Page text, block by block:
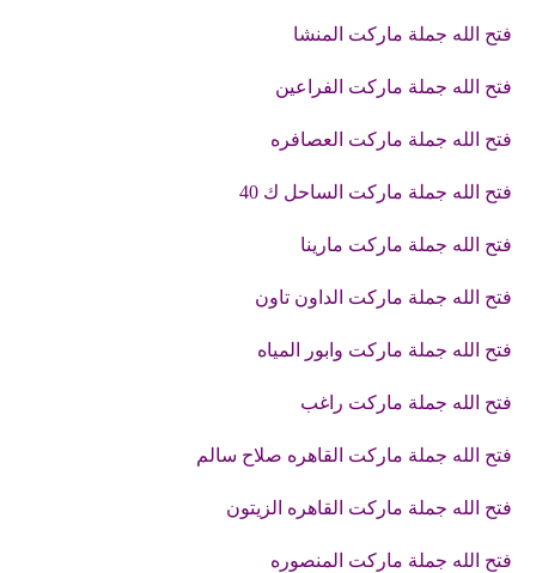
فتح الله جملة ماركت المنشا
فتح الله جملة ماركت الفراعين
فتح الله جملة ماركت العصافره
فتح الله جملة ماركت الساحل ك 40
فتح الله جملة ماركت مارينا
فتح الله جملة ماركت الداون تاون
فتح الله جملة ماركت وابور المياه
فتح الله جملة ماركت راغب
فتح الله جملة ماركت القاهره صلاح سالم
فتح الله جملة ماركت القاهره الزيتون
فتح الله جملة ماركت المنصوره